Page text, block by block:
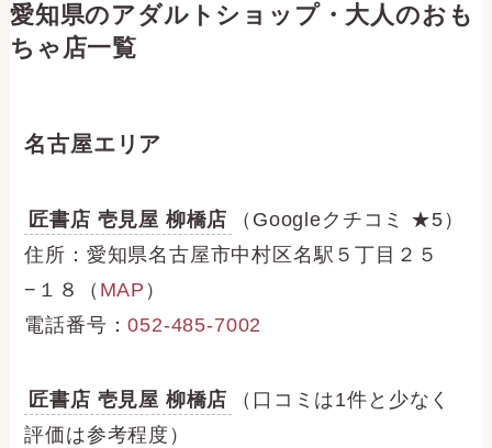
愛知県のアダルトショップ・大人のおも
ちゃ店一覧
名古屋エリア
匠書店 壱見屋 柳橋店
（Googleクチコミ ★5）
住所：愛知県名古屋市中村区名駅５丁目２５
−１８（ MAP ）
電話番号：052-485-7002
匠書店 壱見屋 柳橋店
（口コミは1件と少なく
評価は参考程度）